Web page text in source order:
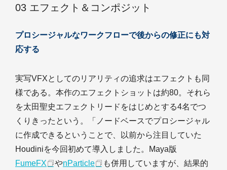
03 エフェクト＆コンポジット
プロシージャルなワークフローで後からの修正にも対
応する
実写VFXとしてのリアリティの追求はエフェクトも同
様である。本作のエフェクトショットは約80。それら
を太田聖史エフェクトリードをはじめとする4名でつ
くりきったという。「ノードベースでプロシージャル
に作成できるということで、以前から注目していた
Houdiniを今回初めて導入しました。Maya版
FumeFX
やnParticle
も併用していますが、結果的